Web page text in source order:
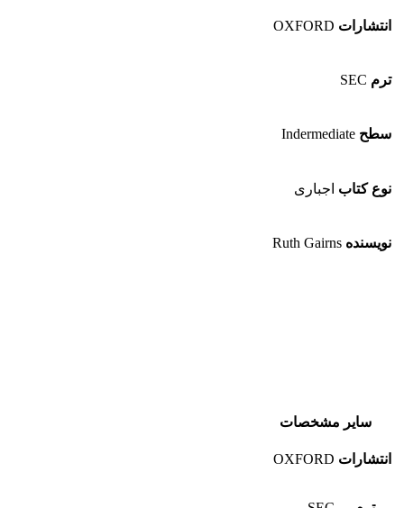
انتشارات OXFORD
ترم SEC
سطح Indermediate
نوع کتاب اجباری
نویسنده Ruth Gairns
سایر مشخصات
انتشارات OXFORD